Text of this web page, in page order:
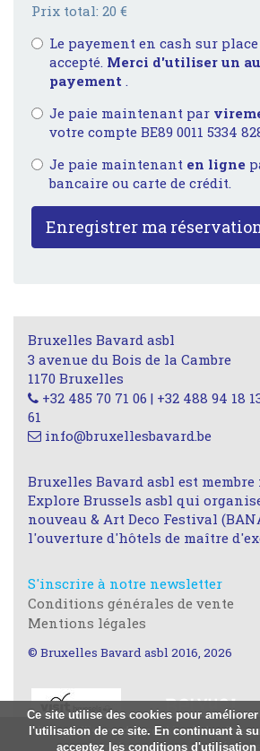
Prix total: 20 €
Le payement en cash sur
accepté. Merci d'utiliser un
payement
Je paie maintenant par
votre compte BE89 0011 5334
Je paie maintenant en ligne
bancaire ou carte de crédit.
Enregistrer ma
Bruxelles Bavard asbl
3 avenue du Bois de la Cambre
1170 Bruxelles
+32 485 70 71 06 | +32 488 94 18
61
info@bruxellesbavard.be
Bruxelles Bavard asbl est
Explore Brussels asbl qui
nouveau & Art Deco Festival
l'ouverture d'hôtels de maître
S'inscrire à notre newsletter
Conditions générales de vente
Mentions légales
© Bruxelles Bavard asbl 2016, 2026
Nous utilisons des cookies à des fins
stockons aucune donnée
Ce site utilise des cookies pour
l'utilisation de ce site. En continuant à
acceptez les conditions d'utilisation